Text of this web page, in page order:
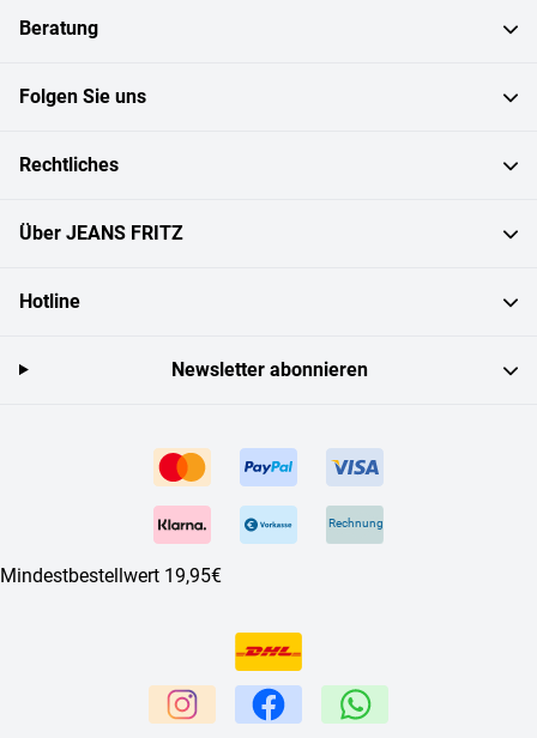
Beratung
Folgen Sie uns
Rechtliches
Über JEANS FRITZ
Hotline
Rechnung
Mindestbestellwert 19,95€
Newsletter abonnieren